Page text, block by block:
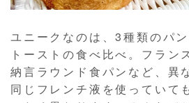
ユニークなのは、3種類のパ
トーストの食べ比べ。フラン
納言ラウンド食パンなど、異
同じフレンチ液を使っていて